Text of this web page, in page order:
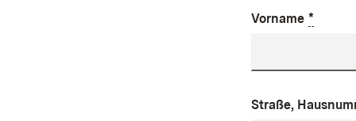
Vorname *
Straße,